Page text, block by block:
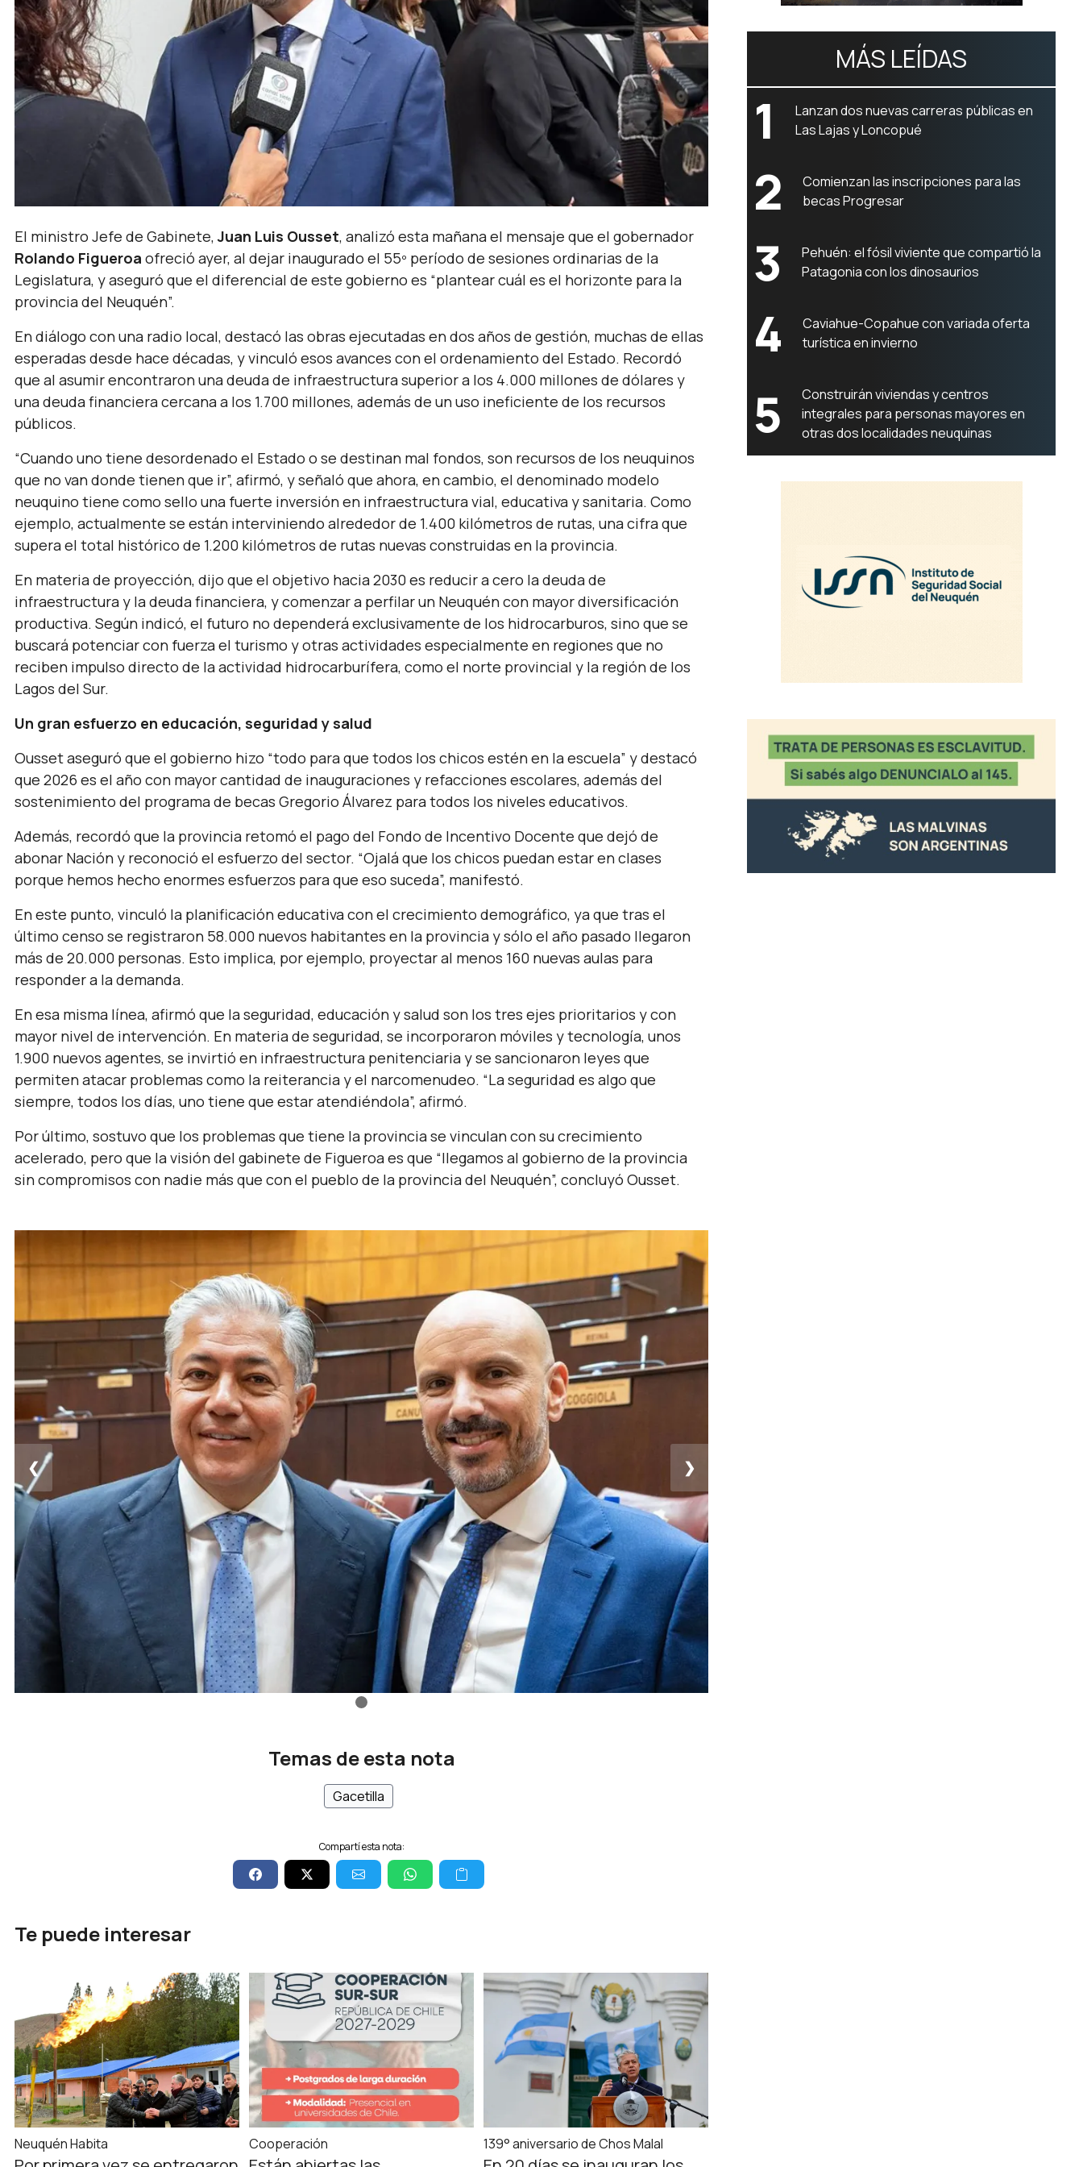
El ministro Jefe de Gabinete,Juan Luis Ousset, analizó esta mañana el mensaje que el gobernador
Rolando Figueroa ofreció ayer, al dejar inaugurado el 55º período de sesiones ordinarias de la
Legislatura, y aseguró que el diferencial de este gobierno es “plantear cuál es el horizonte para la
provincia del Neuquén”.
En diálogo con una radio local, destacó las obras ejecutadas en dos años de gestión, muchas de ellas
esperadas desde hace décadas, y vinculó esos avances con el ordenamiento del Estado. Recordó
que al asumir encontraron una deuda de infraestructura superior a los 4.000 millones de dólares y
una deuda financiera cercana a los 1.700 millones, además de un uso ineficiente de los recursos
públicos.
“Cuando uno tiene desordenado el Estado o se destinan mal fondos, son recursos de los neuquinos
que no van donde tienen que ir”, afirmó, y señaló que ahora, en cambio, el denominado modelo
neuquino tiene como sello una fuerte inversión en infraestructura vial, educativa y sanitaria. Como
ejemplo, actualmente se están interviniendo alrededor de 1.400 kilómetros de rutas, una cifra que
supera el total histórico de 1.200 kilómetros de rutas nuevas construidas en la provincia.
En materia de proyección, dijo que el objetivo hacia 2030 es reducir a cero la deuda de
infraestructura y la deuda financiera, y comenzar a perfilar un Neuquén con mayor diversificación
productiva. Según indicó, el futuro no dependerá exclusivamente de los hidrocarburos, sino que se
buscará potenciar con fuerza el turismo y otras actividades especialmente en regiones que no
reciben impulso directo de la actividad hidrocarburífera, como el norte provincial y la región de los
Lagos del Sur.
Un gran esfuerzo en educación, seguridad y salud
Ousset aseguró que el gobierno hizo “todo para que todos los chicos estén en la escuela” y destacó
que 2026 es el año con mayor cantidad de inauguraciones y refacciones escolares, además del
sostenimiento del programa de becas Gregorio Álvarez para todos los niveles educativos.
Además, recordó que la provincia retomó el pago del Fondo de Incentivo Docente que dejó de
abonar Nación y reconoció el esfuerzo del sector. “Ojalá que los chicos puedan estar en clases
porque hemos hecho enormes esfuerzos para que eso suceda”, manifestó.
En este punto, vinculó la planificación educativa con el crecimiento demográfico, ya que tras el
último censo se registraron 58.000 nuevos habitantes en la provincia y sólo el año pasado llegaron
más de 20.000 personas. Esto implica, por ejemplo, proyectar al menos 160 nuevas aulas para
responder a la demanda.
En esa misma línea, afirmó que la seguridad, educación y salud son los tres ejes prioritarios y con
mayor nivel de intervención. En materia de seguridad, se incorporaron móviles y tecnología, unos
1.900 nuevos agentes, se invirtió en infraestructura penitenciaria y se sancionaron leyes que
permiten atacar problemas como la reiterancia y el narcomenudeo. “La seguridad es algo que
siempre, todos los días, uno tiene que estar atendiéndola”, afirmó.
Por último, sostuvo que los problemas que tiene la provincia se vinculan con su crecimiento
acelerado, pero que la visión del gabinete de Figueroa es que “llegamos al gobierno de la provincia
sin compromisos con nadie más que con el pueblo de la provincia del Neuquén”, concluyó Ousset.
❮ ❯
Temas de esta nota
Gacetilla
Compartí esta nota:
Te puede interesar
Neuquén Habita Cooperación 139° aniversario de Chos Malal
MÁS LEÍDAS
1
Lanzan dos nuevas carreras públicas en
Las Lajas y Loncopué
2
Comienzan las inscripciones para las
becas Progresar
3
Pehuén: el fósil viviente que compartió la
Patagonia con los dinosaurios
4
Caviahue-Copahue con variada oferta
turística en invierno
5
Construirán viviendas y centros
integrales para personas mayores en
otras dos localidades neuquinas